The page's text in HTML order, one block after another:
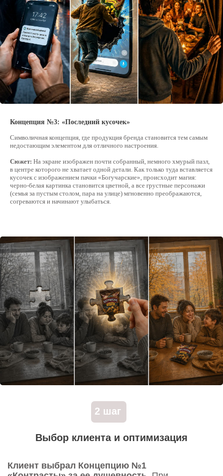
Концепция №3: «Последний кусочек»
Символичная концепция, где продукция бренда становится тем самым
недостающим элементом для отличного настроения.
Сюжет: На экране изображен почти собранный, немного хмурый пазл,
в центре которого не хватает одной детали. Как только туда вставляется
кусочек с изображением пачки «Богучарские», происходит магия:
черно-белая картинка становится цветной, а все грустные персонажи
(семья за пустым столом, пара на улице) мгновенно преображаются,
согреваются и начинают улыбаться.
А вот и раскадровка
Чтобы подчеркнуть главную идею —магию
контраста, мы детально проработали
колористику. Кадры на улице были решены в
холодных, серых и синих тонах, передающих
сырость. Интерьерные сцены, напротив,
наполнили теплым золотистым светом, мягкими
текстурами и фирменными оранжевыми
оттенками бренда, создавая у зрителя
физическое ощущение тепла.
Анимация и озвучивание (живой
голос)
Художник с нуля отрисовал всех персонажей,
кошку и детали интерьера, а моушн-
дизайнеры «оживили» их с помощью плавной
покадровой анимации.
Мы провели кастинг и записали
профессионального диктора. Его теплый,
бархатистый тембр помог правильно
расставить эмоциональные акценты в
истории и вызвать у зрителя улыбку.
4 шаг
подготовка к ТВ
графику, шрифты и музыкальное оформление).